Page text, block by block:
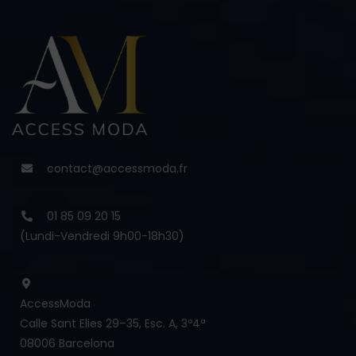
contact@accessmoda.fr
01 85 09 20 15
(Lundi-Vendredi 9h00-18h30)
AccessModa
Calle Sant Elies 29–35, Esc. A, 3º4ª
08006 Barcelona